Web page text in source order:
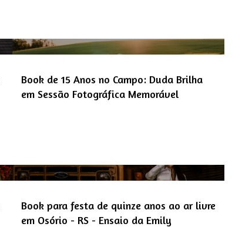
Book de 15 Anos no Campo: Duda Brilha
em Sessão Fotográfica Memorável
Book para festa de quinze anos ao ar livre
em Osório - RS - Ensaio da Emily